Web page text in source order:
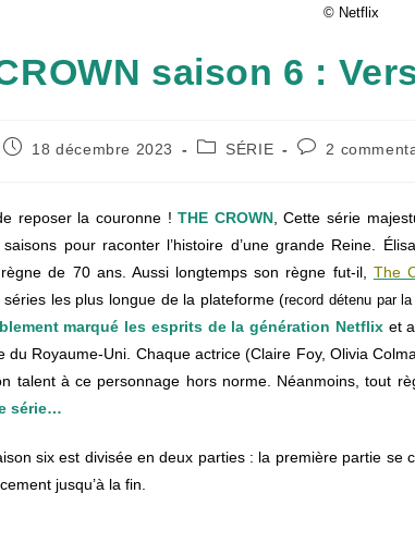
© Netflix
saison 6 :
Publication
18 décembre 2023
PostSÉRIE
Commentaires
2
reposer la couronne !THE CROWN, Cette série
pour raconter l’histoire d’une grande Reine.
de 70 ans. Aussi longtemps son règne fut-il, The
séries les plus longue de la plateforme (record détenu par
marqué les esprits de la génération Netflixet
du Royaume-Uni. Chaque actrice (Claire Foy, Olivia
talent à ce personnage hors norme. Néanmoins, tout
série…
six est divisée en deux parties : la première partie se
jusqu’à la fin.